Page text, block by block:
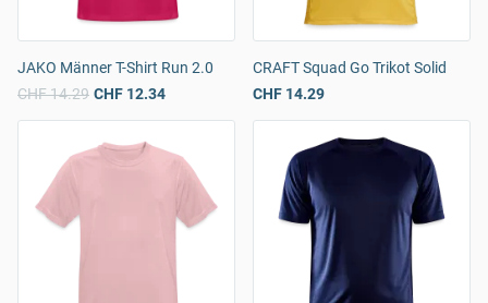
JAKO Männer T-Shirt Run 2.0
CHF 14.29 CHF 12.34
CRAFT Squad Go Trikot Solid
CHF 14.29